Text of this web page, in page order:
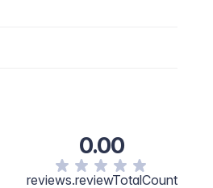
0.00
reviews.reviewTotalCount